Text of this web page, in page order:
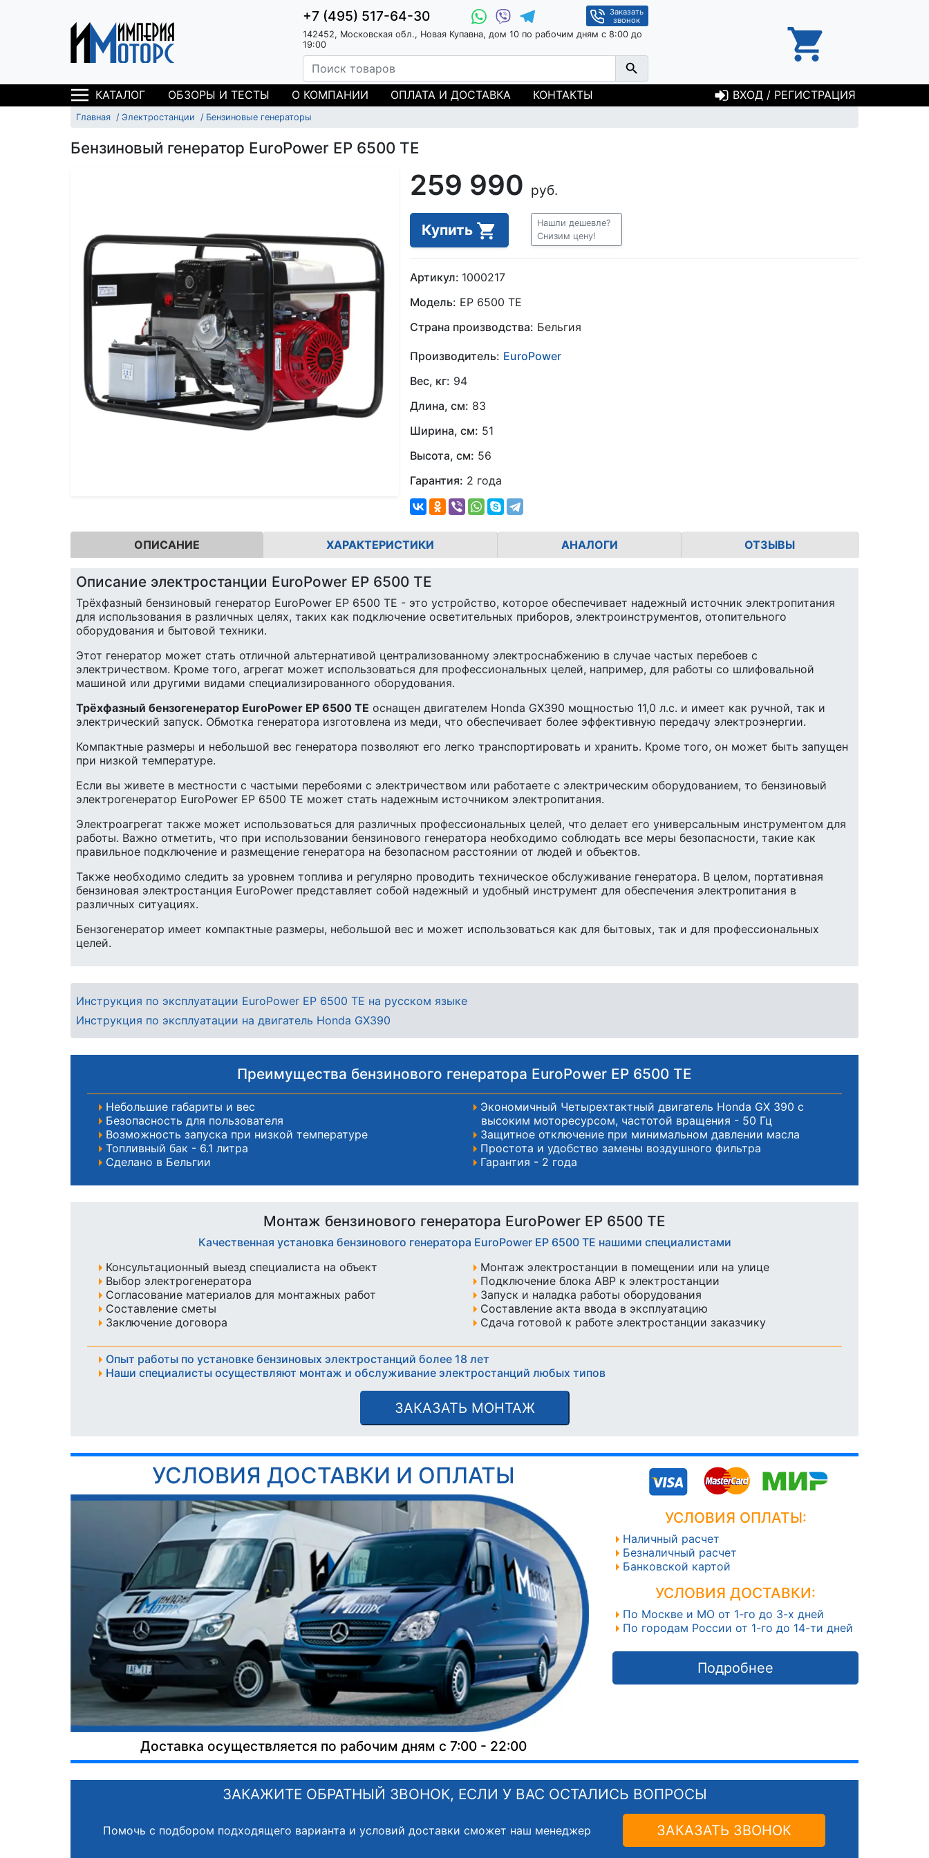
+7 (495) 517-64-30
Заказать
звонок
142452, Московская обл., Новая Купавна, дом 10 по рабочим дням с 8:00 до
19:00
КАТАЛОГ ОБЗОРЫ И ТЕСТЫ О КОМПАНИИ ОПЛАТА И ДОСТАВКА КОНТАКТЫ ВХОД / РЕГИСТРАЦИЯ
Главная Электростанции Бензиновые генераторы
Бензиновый генератор EuroPower EP 6500 TE
259 990 руб.
Купить
Нашли дешевле?
Снизим цену!
Артикул: 1000217
Модель: EP 6500 TE
Страна производства: Бельгия
Производитель: EuroPower
Вес, кг: 94
Длина, см: 83
Ширина, см: 51
Высота, см: 56
Гарантия: 2 года
ОПИСАНИЕ ХАРАКТЕРИСТИКИ АНАЛОГИ ОТЗЫВЫ
Описание электростанции EuroPower EP 6500 TE
Трёхфазный бензиновый генератор EuroPower EP 6500 TE - это устройство, которое обеспечивает надежный источник электропитания
для использования в различных целях, таких как подключение осветительных приборов, электроинструментов, отопительного
оборудования и бытовой техники.
Этот генератор может стать отличной альтернативой централизованному электроснабжению в случае частых перебоев с
электричеством. Кроме того, агрегат может использоваться для профессиональных целей, например, для работы со шлифовальной
машиной или другими видами специализированного оборудования.
Трёхфазный бензогенератор EuroPower EP 6500 TE оснащен двигателем Honda GX390 мощностью 11,0 л.с. и имеет как ручной, так и
электрический запуск. Обмотка генератора изготовлена из меди, что обеспечивает более эффективную передачу электроэнергии.
Компактные размеры и небольшой вес генератора позволяют его легко транспортировать и хранить. Кроме того, он может быть запущен
при низкой температуре.
Если вы живете в местности с частыми перебоями с электричеством или работаете с электрическим оборудованием, то бензиновый
электрогенератор EuroPower EP 6500 TE может стать надежным источником электропитания.
Электроагрегат также может использоваться для различных профессиональных целей, что делает его универсальным инструментом для
работы. Важно отметить, что при использовании бензинового генератора необходимо соблюдать все меры безопасности, такие как
правильное подключение и размещение генератора на безопасном расстоянии от людей и объектов.
Также необходимо следить за уровнем топлива и регулярно проводить техническое обслуживание генератора. В целом, портативная
бензиновая электростанция EuroPower представляет собой надежный и удобный инструмент для обеспечения электропитания в
различных ситуациях.
Бензогенератор имеет компактные размеры, небольшой вес и может использоваться как для бытовых, так и для профессиональных
целей.
Инструкция по эксплуатации EuroPower EP 6500 TE на русском языке
Инструкция по эксплуатации на двигатель Honda GX390
Преимущества бензинового генератора EuroPower EP 6500 TE
Небольшие габариты и вес
Безопасность для пользователя
Возможность запуска при низкой температуре
Топливный бак - 6.1 литра
Сделано в Бельгии
Экономичный Четырехтактный двигатель Honda GX 390 с
высоким моторесурсом, частотой вращения - 50 Гц
Защитное отключение при минимальном давлении масла
Простота и удобство замены воздушного фильтра
Гарантия - 2 года
Монтаж бензинового генератора EuroPower EP 6500 TE
Качественная установка бензинового генератора EuroPower EP 6500 TE нашими специалистами
Консультационный выезд специалиста на объект
Выбор электрогенератора
Согласование материалов для монтажных работ
Составление сметы
Заключение договора
Монтаж электростанции в помещении или на улице
Подключение блока АВР к электростанции
Запуск и наладка работы оборудования
Составление акта ввода в эксплуатацию
Сдача готовой к работе электростанции заказчику
Опыт работы по установке бензиновых электростанций более 18 лет
Наши специалисты осуществляют монтаж и обслуживание электростанций любых типов
ЗАКАЗАТЬ МОНТАЖ
УСЛОВИЯ ДОСТАВКИ И ОПЛАТЫ
Доставка осуществляется по рабочим дням с 7:00 - 22:00
УСЛОВИЯ ОПЛАТЫ:
Наличный расчет
Безналичный расчет
Банковской картой
УСЛОВИЯ ДОСТАВКИ:
По Москве и МО от 1-го до 3-х дней
По городам России от 1-го до 14-ти дней
Подробнее
ЗАКАЖИТЕ ОБРАТНЫЙ ЗВОНОК, ЕСЛИ У ВАС ОСТАЛИСЬ ВОПРОСЫ
Помочь с подбором подходящего варианта и условий доставки сможет наш менеджер ЗАКАЗАТЬ ЗВОНОК